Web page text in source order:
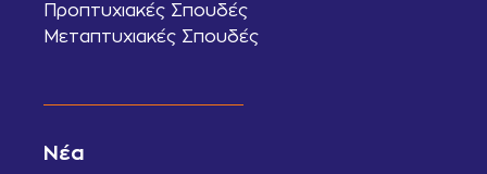
Προπτυχιακές Σπουδές
Μεταπτυχιακές Σπουδές
Νέα